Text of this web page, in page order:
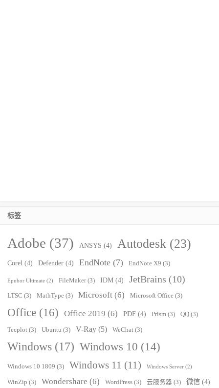
标签
Adobe (37) ANSYS (4) Autodesk (23)
Corel (4) Defender (4) EndNote (7) EndNote X9 (3)
Epubor Ultimate (2) FileMaker(3) IDM (4) JetBrains (10)
LTSC (3) MathType (3) Microsoft (6) Microsoft Office (3)
Office (16) Office 2019 (6) PDF (4) Prism (3) QQ (3)
Tecplot (3) Ubuntu (3) V-Ray (5) WeChat (3)
Windows (17) Windows 10 (14)
Windows 10 1809 (3) Windows 11 (11) Windows Server (2)
WinZip (3) Wondershare (6) WordPress (3) 云服务器 (3) 微信 (4)